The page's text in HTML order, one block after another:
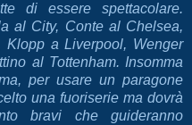
di essere spettacolare.
al City, Conte al Chelsea,
a Liverpool, Wenger
al Tottenham. Insomma
per usare un paragone
una fuoriserie ma dovrà
bravi che guideranno